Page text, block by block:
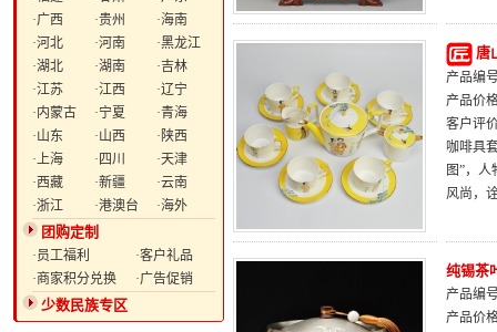
·广西
·贵州
·海南
·河北
·河南
·黑龙江
·湖北
·湖南
·吉林
·江苏
·江西
·辽宁
·内蒙古
·宁夏
·青海
·山东
·山西
·陕西
·上海
·四川
·天津
·西藏
·新疆
·云南
·浙江
·港澳台 ·海外
团购定制
·员工福利
·客户礼品
·商家积分兑换
·广告促销
少数民族专区
唐
产品编
产品价
客户评
咖啡具
图”，
风尚，
纯锡茶
产品编
产品价